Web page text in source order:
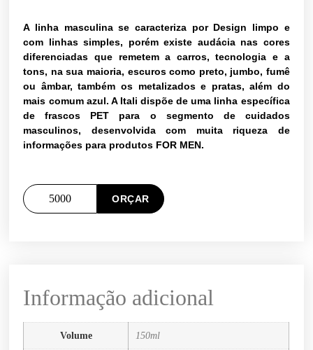
A linha masculina se caracteriza por Design limpo e
com linhas simples, porém existe audácia nas cores
diferenciadas que remetem a carros, tecnologia e a
tons, na sua maioria, escuros como preto, jumbo, fumê
ou âmbar, também os metalizados e pratas, além do
mais comum azul. A Itali dispõe de uma linha específica
de frascos PET para o segmento de cuidados
masculinos, desenvolvida com muita riqueza de
informações para produtos FOR MEN.
ORÇAR
Informação adicional
Volume 150ml